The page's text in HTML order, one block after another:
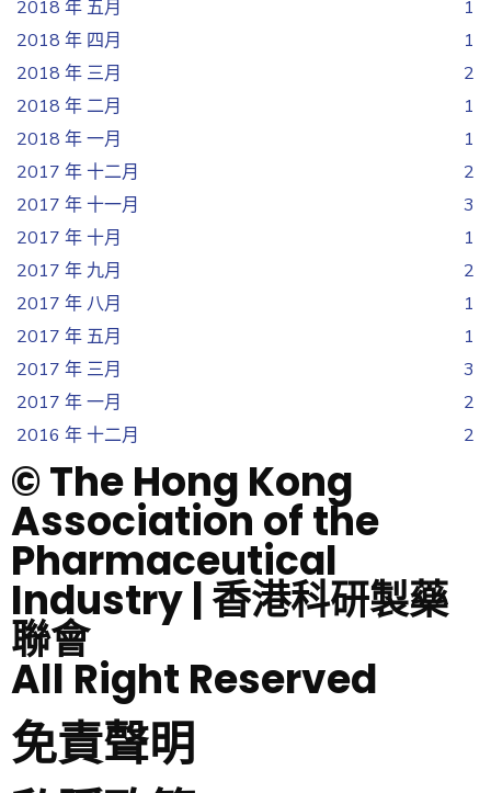
2018 年 五月
1
2018 年 四月
1
2018 年 三月
2
2018 年 二月
1
2018 年 一月
1
2017 年 十二月
2
2017 年 十一月
3
2017 年 十月
1
2017 年 九月
2
2017 年 八月
1
2017 年 五月
1
2017 年 三月
3
2017 年 一月
2
2016 年 十二月
2
© The Hong Kong
Association of the
Pharmaceutical
Industry | 香港科研製藥
聯會
All Right Reserved
免責聲明